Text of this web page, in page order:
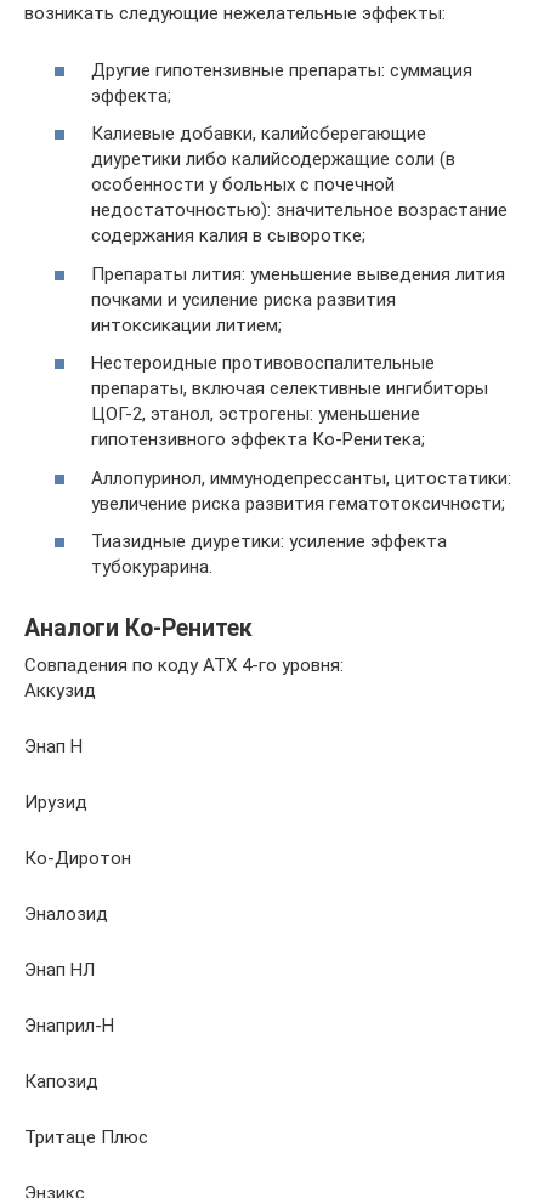
возникать следующие нежелательные эффекты:
Другие гипотензивные препараты: суммация
эффекта;
Калиевые добавки, калийсберегающие
диуретики либо калийсодержащие соли (в
особенности у больных с почечной
недостаточностью): значительное возрастание
содержания калия в сыворотке;
Препараты лития: уменьшение выведения лития
почками и усиление риска развития
интоксикации литием;
Нестероидные противовоспалительные
препараты, включая селективные ингибиторы
ЦОГ-2, этанол, эстрогены: уменьшение
гипотензивного эффекта Ко-Ренитека;
Аллопуринол, иммунодепрессанты, цитостатики:
увеличение риска развития гематотоксичности;
Тиазидные диуретики: усиление эффекта
тубокурарина.
Аналоги Ко-Ренитек
Совпадения по коду АТХ 4-го уровня:
Аккузид
Энап Н
Ирузид
Ко-Диротон
Эналозид
Энап НЛ
Энаприл-Н
Капозид
Тритаце Плюс
Энзикс